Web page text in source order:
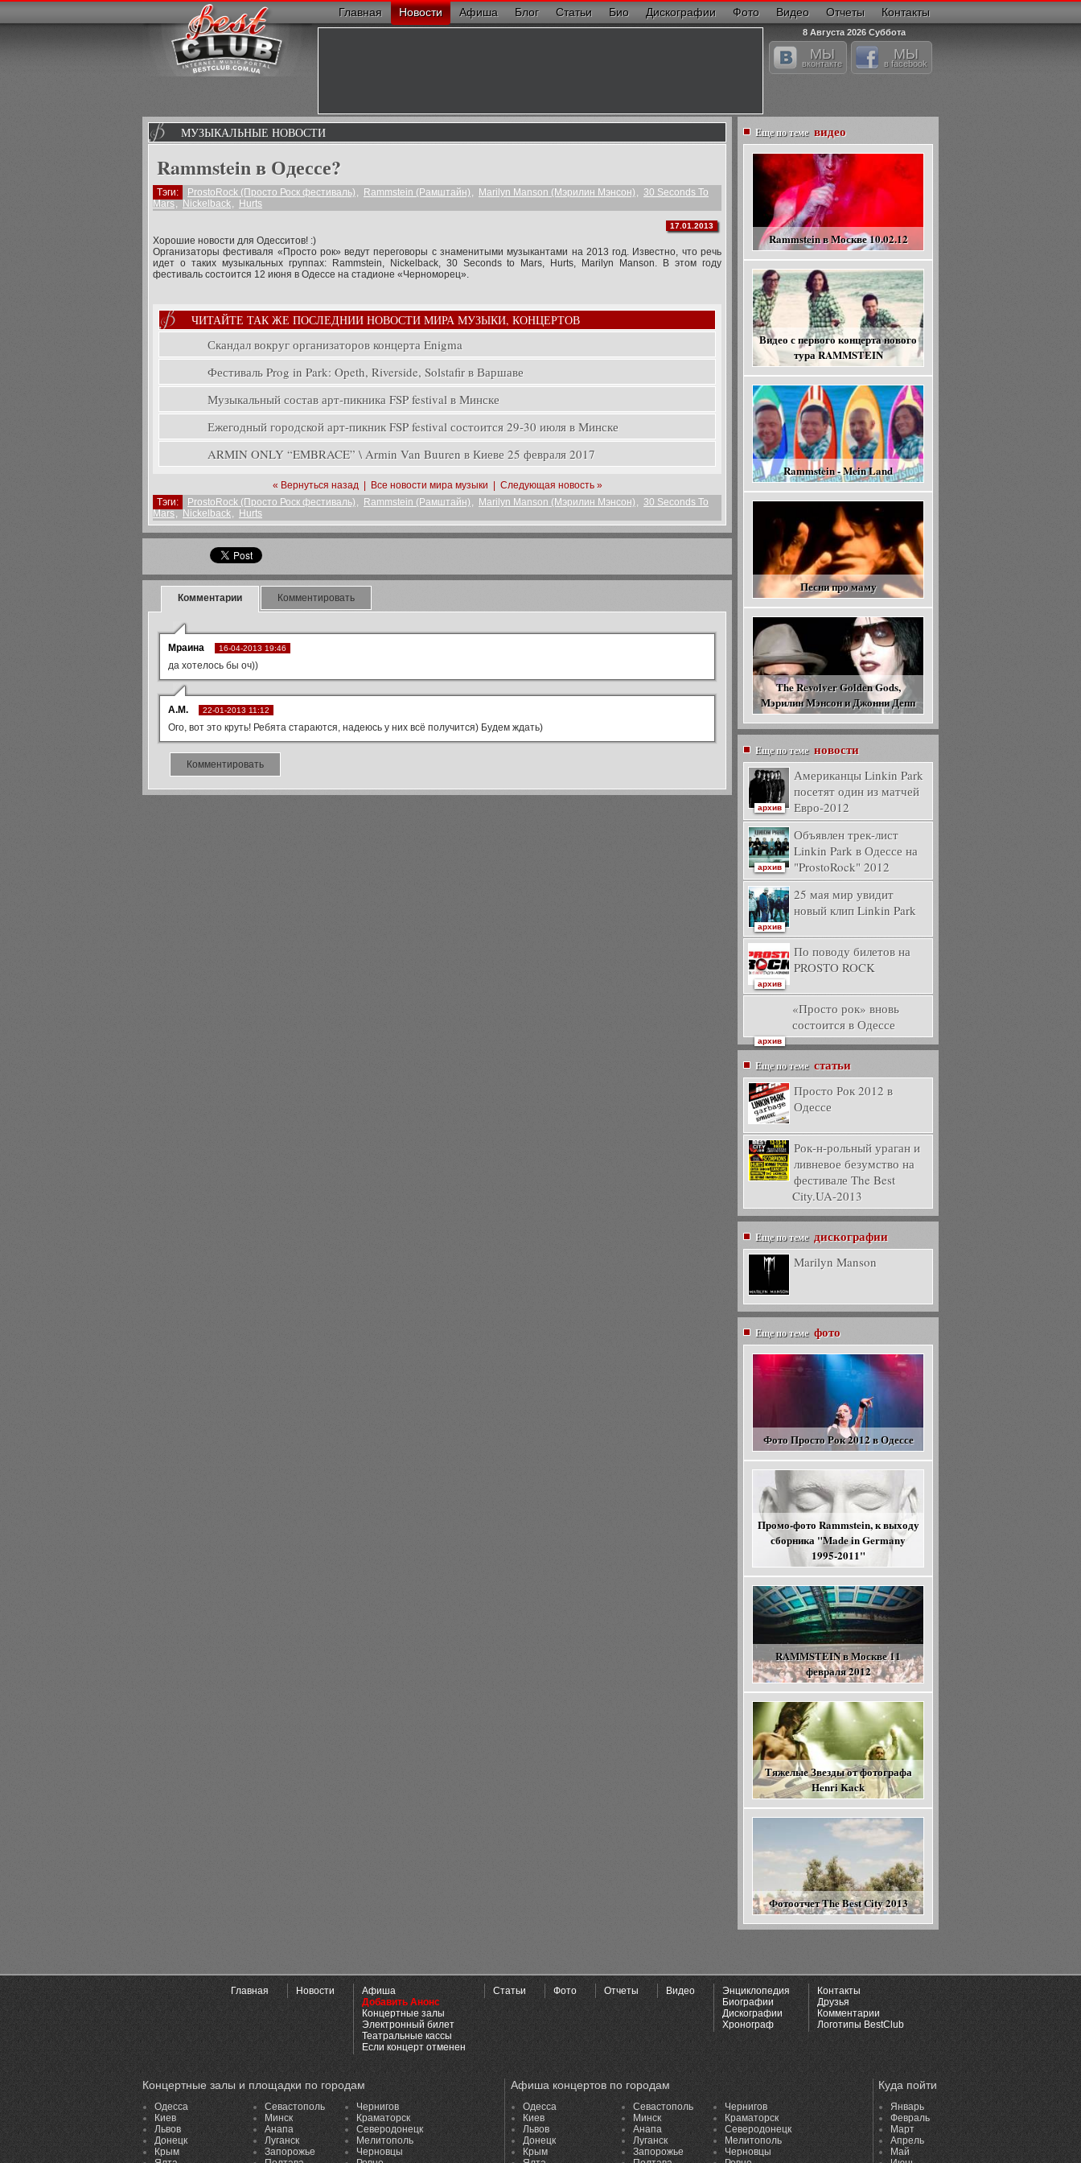
Главная Новости Афиша Блог Статьи Био Дискографии Фото Видео Отчеты Контакты
8 Августа 2026 Суббота
МЫ
вконтакте
МЫ
в facebook
МУЗЫКАЛЬНЫЕ НОВОСТИ
Rammstein в Одессе?
Тэги: ProstoRock (Просто Роск фестиваль) , Rammstein (Рамштайн) , Marilyn Manson (Мэрилин Мэнсон) , 30 Seconds To
Mars, Nickelback, Hurts
17.01.2013
Хорошие новости для Одесситов! :)
Организаторы фестиваля «Просто рок» ведут переговоры с знаменитыми музыкантами на 2013 год. Известно, что речь
идет о таких музыкальных группах: Rammstein, Nickelback, 30 Seconds to Mars, Hurts, Marilyn Manson. В этом году
фестиваль состоится 12 июня в Одессе на стадионе «Черноморец».
ЧИТАЙТЕ ТАК ЖЕ ПОСЛЕДНИИ НОВОСТИ МИРА МУЗЫКИ, КОНЦЕРТОВ
Скандал вокруг организаторов концерта Enigma
Фестиваль Prog in Park: Opeth, Riverside, Solstafir в Варшаве
Музыкальный состав арт-пикника FSP festival в Минске
Ежегодный городской арт-пикник FSP festival состоится 29-30 июля в Минске
ARMIN ONLY “EMBRACE” \ Armin Van Buuren в Киеве 25 февраля 2017
« Вернуться назад Все новости мира музыки
Следующая новость »
Тэги:
ProstoRock (Просто Роск фестиваль) , Rammstein (Рамштайн) , Marilyn Manson (Мэрилин Мэнсон) , 30 Seconds To
Mars, Nickelback, Hurts
Комментарии Комментировать
Мраина 16-04-2013 19:46
да хотелось бы оч))
А.М. 22-01-2013 11:12
Ого, вот это круть! Ребята стараются, надеюсь у них всё получится) Будем ждать)
Комментировать
Еще по теме видео
Rammstein в Москве 10.02.12
Видео с первого концерта нового
тура RAMMSTEIN
Rammstein - Mein Land
Песни про маму
The Revolver Golden Gods,
Мэрилин Мэнсон и Джонни Депп
Еще по теме новости
Американцы Linkin Park
посетят один из матчей
Евро-2012
архив
Объявлен трек-лист
Linkin Park в Одессе на
"ProstoRock" 2012
архив
25 мая мир увидит
новый клип Linkin Park
архив
По поводу билетов на
PROSTO ROCK
архив
«Просто рок» вновь
состоится в Одессе
архив
Еще по теме статьи
Просто Рок 2012 в
Одессе
Рок-н-рольный ураган и
ливневое безумство на
фестивале The Best
City.UA-2013
Еще по теме дискографии
Marilyn Manson
Еще по теме фото
Фото Просто Рок 2012 в Одессе
Промо-фото Rammstein, к выходу
сборника "Made in Germany
1995-2011"
RAMMSTEIN в Москве 11
февраля 2012
Тяжелые Звезды от фотографа
Henri Kack
Фотоотчет The Best City 2013
Главная Новости
Афиша
Добавить Анонс
Концертные залы
Электронный билет
Театральные кассы
Если концерт отменен
Статьи Фото Отчеты Видео
Энциклопедия
Биографии
Дискографии
Хронограф
Контакты
Друзья
Комментарии
Логотипы BestClub
Концертные залы и площадки по городам
Одесса
Киев
Львов
Донецк
Крым
Севастополь
Минск
Анапа
Луганск
Запорожье
Чернигов
Краматорск
Северодонецк
Мелитополь
Черновцы
Афиша концертов по городам
Одесса
Киев
Львов
Донецк
Крым
Севастополь
Минск
Анапа
Луганск
Запорожье
Чернигов
Краматорск
Северодонецк
Мелитополь
Черновцы
Куда пойти
Январь
Февраль
Март
Апрель
Май